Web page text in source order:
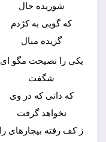
شوریده حال
که گویی به کژدم
گزیده منال
یکی را نصیحت مگو ای
شگفت
که دانی که در وی
نخواهد گرفت
ز کف رفته بیچارهای را